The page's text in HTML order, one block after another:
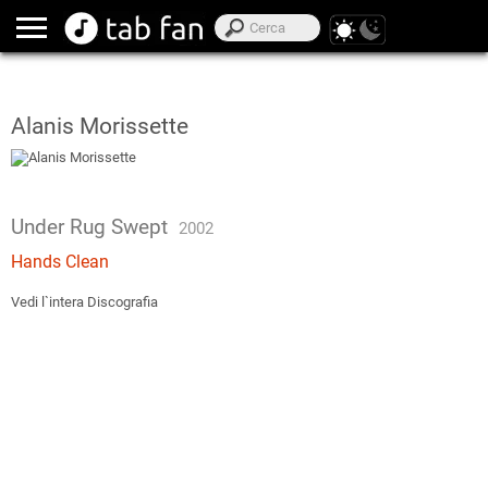
Alanis Morissette
Under Rug Swept 2002
Hands Clean
Vedi l`intera Discografia